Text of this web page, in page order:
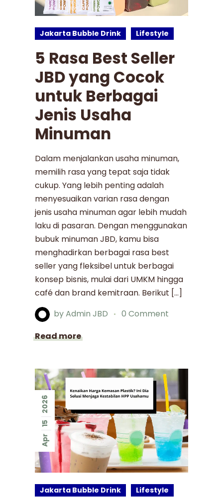
Jakarta Bubble Drink Lifestyle
5 Rasa Best Seller
JBD yang Cocok
untuk Berbagai
Jenis Usaha
Minuman
Dalam menjalankan usaha minuman,
memilih rasa yang tepat saja tidak
cukup. Yang lebih penting adalah
menyesuaikan varian rasa dengan
jenis usaha minuman agar lebih mudah
laku di pasaran. Dengan menggunakan
bubuk minuman JBD, kamu bisa
menghadirkan berbagai rasa best
seller yang fleksibel untuk berbagai
konsep bisnis, mulai dari UMKM hingga
café dan brand kemitraan. Berikut […]
byAdmin JBD
0 Comment
Read more
Apr
15
2026
Jakarta Bubble Drink Lifestyle